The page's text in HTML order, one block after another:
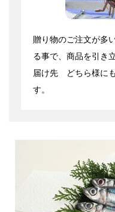
贈り物のご注文が多
る事で、商品を引き
届け先 どちら様に
す。